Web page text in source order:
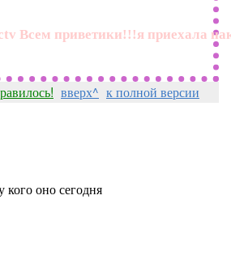
Всем приветики!!!я приехала
вверх^ к полной версии
кого оно сегодня